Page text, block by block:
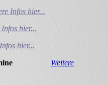
Infos hier...
Infos hier...
hier...
Termine Weitere